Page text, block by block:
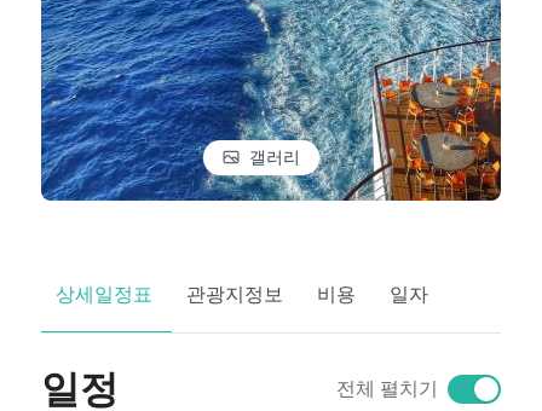
갤러리
상세일정표 관광지정보 비용 일자
일정 전체 펼치기